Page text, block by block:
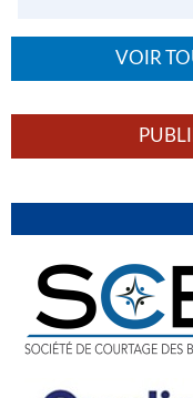
VOIR